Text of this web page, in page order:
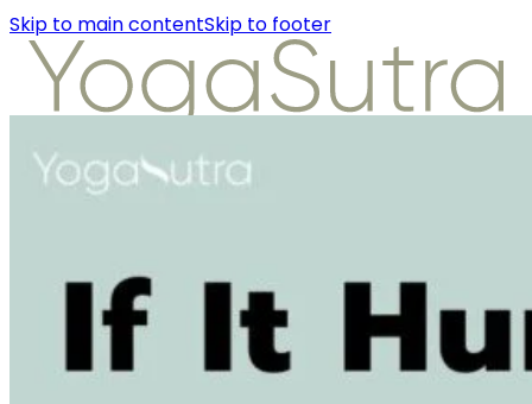
Skip to main contentSkip to footer
About Us
Workshops
Articles